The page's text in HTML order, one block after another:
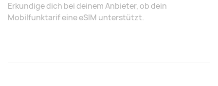
Erkundige dich bei deinem Anbieter, ob dein
Mobilfunktarif eine eSIM unterstützt.